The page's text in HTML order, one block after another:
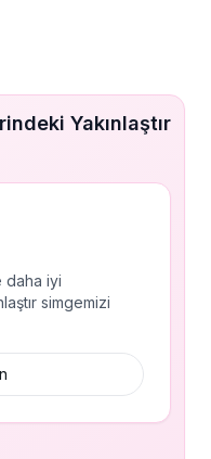
Yakınlaştır
daha iyi
simgemizi